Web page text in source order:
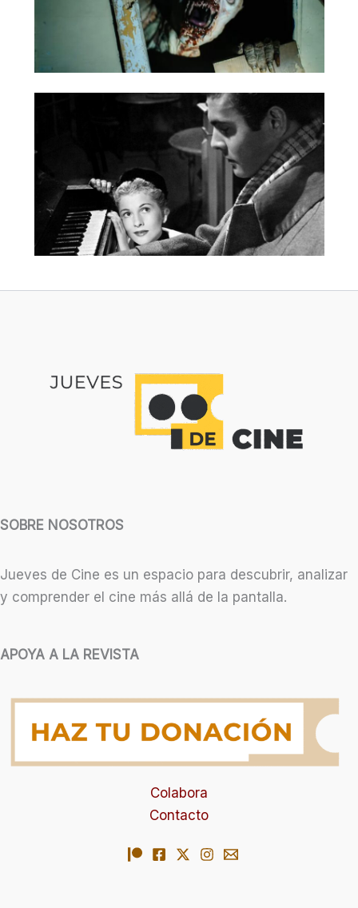
SOBRE NOSOTROS
Jueves de Cine es un espacio para descubrir, analizar
y comprender el cine más allá de la pantalla.
APOYA A LA REVISTA
Colabora
Contacto